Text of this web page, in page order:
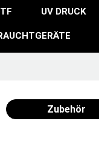
UV DRUCK
Zubehör